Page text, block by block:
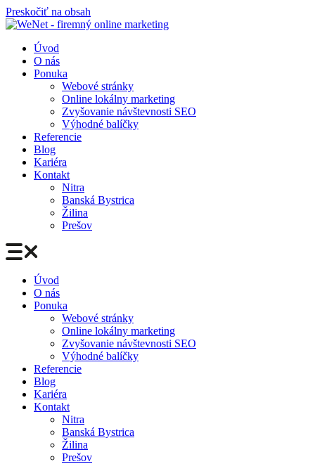
Preskočiť na obsah
Úvod
O nás
Ponuka
Webové stránky
Online lokálny marketing
Zvyšovanie návštevnosti SEO
Výhodné balíčky
Referencie
Blog
Kariéra
Kontakt
Nitra
Banská Bystrica
Žilina
Prešov
Úvod
O nás
Ponuka
Webové stránky
Online lokálny marketing
Zvyšovanie návštevnosti SEO
Výhodné balíčky
Referencie
Blog
Kariéra
Kontakt
Nitra
Banská Bystrica
Žilina
Prešov